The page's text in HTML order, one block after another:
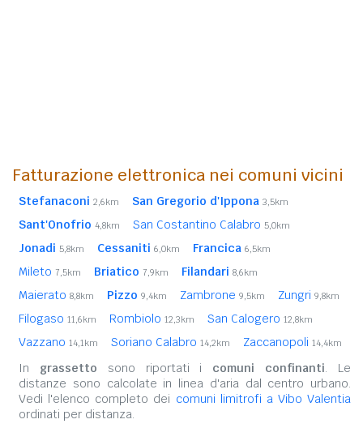
Fatturazione elettronica nei comuni vicini
Stefanaconi 2,6km San Gregorio d'Ippona 3,5km
Sant'Onofrio 4,8km San Costantino Calabro 5,0km
Jonadi 5,8km Cessaniti 6,0km Francica 6,5km
Mileto 7,5km Briatico 7,9km Filandari 8,6km
Maierato 8,8km Pizzo 9,4km Zambrone 9,5km Zungri 9,8km
Filogaso 11,6km Rombiolo 12,3km San Calogero 12,8km
Vazzano 14,1km Soriano Calabro 14,2km Zaccanopoli 14,4km
In grassetto sono riportati i comuni confinanti. Le
distanze sono calcolate in linea d'aria dal centro urbano.
Vedi l'elenco completo dei comuni limitrofi a Vibo Valentia
ordinati per distanza.